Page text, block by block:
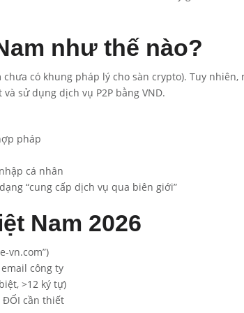
như thế nào?
chưa có khung pháp lý cho sàn crypto). Tuy nhiên,
sử dụng dịch vụ P2P bằng VND.
pháp
cá nhân
“cung cấp dịch vụ qua biên giới”
Nam 2026
vn.com”)
công ty
>12 ký tự)
ĐỐI cần thiết